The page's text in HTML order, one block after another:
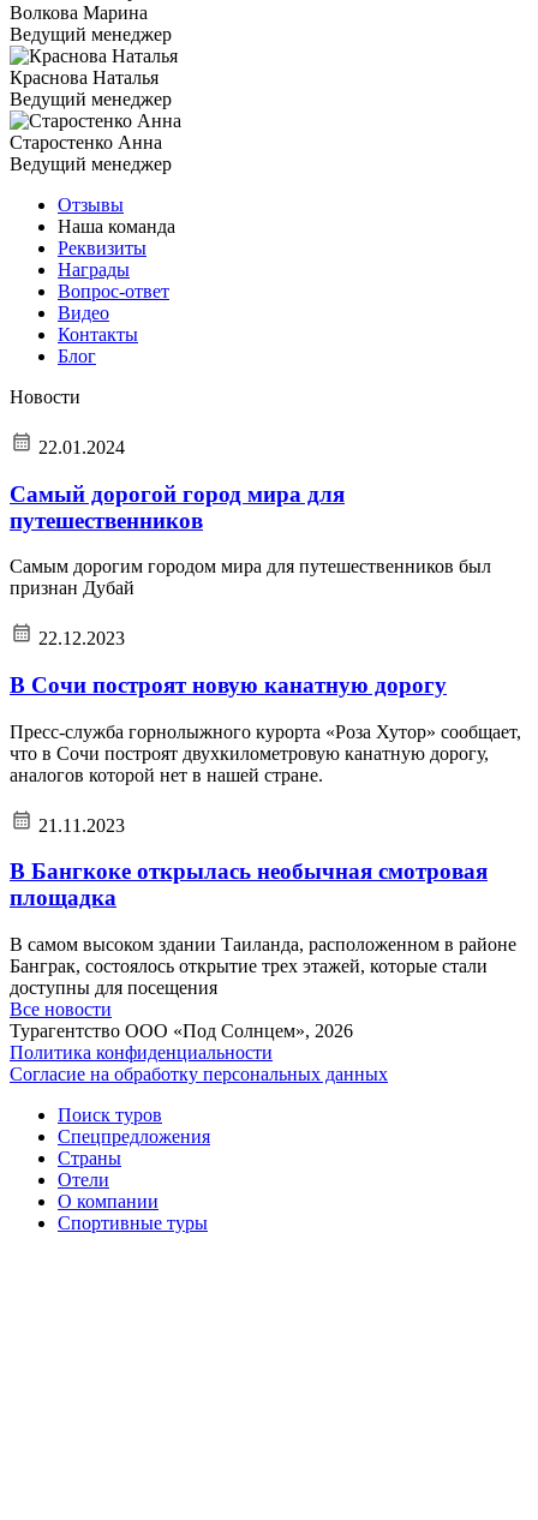
Волкова Марина
Ведущий менеджер
Краснова Наталья
Ведущий менеджер
Старостенко Анна
Ведущий менеджер
Отзывы
Наша команда
Реквизиты
Награды
Вопрос-ответ
Видео
Контакты
Блог
Новости
22.01.2024
Самый дорогой город мира для
путешественников
Самым дорогим городом мира для путешественников был
признан Дубай
22.12.2023
В Сочи построят новую канатную дорогу
Пресс-служба горнолыжного курорта «Роза Хутор» сообщает,
что в Сочи построят двухкилометровую канатную дорогу,
аналогов которой нет в нашей стране.
21.11.2023
В Бангкоке открылась необычная смотровая
площадка
В самом высоком здании Таиланда, расположенном в районе
Банграк, состоялось открытие трех этажей, которые стали
доступны для посещения
Все новости
Турагентство ООО «Под Солнцем», 2026
Политика конфиденциальности
Согласие на обработку персональных данных
Поиск туров
Спецпредложения
Страны
Отели
О компании
Спортивные туры